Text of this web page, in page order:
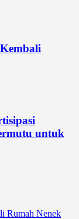
untuk
Rumah Nenek